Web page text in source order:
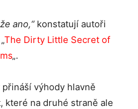
ano,“konstatují autoři
The Dirty Little Secret of
„.
výhody hlavně
které na druhé straně ale